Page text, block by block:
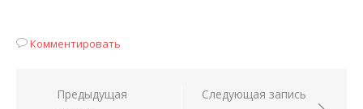
Комментировать
Навигация
Предыдущая
Следующая запись